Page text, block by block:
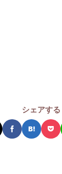
シェアする